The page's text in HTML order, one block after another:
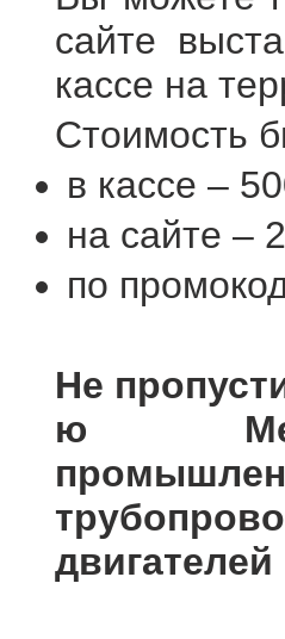
сайте
кассе на
Стоимость
в кассе –
на сайте –
по
Не
ю